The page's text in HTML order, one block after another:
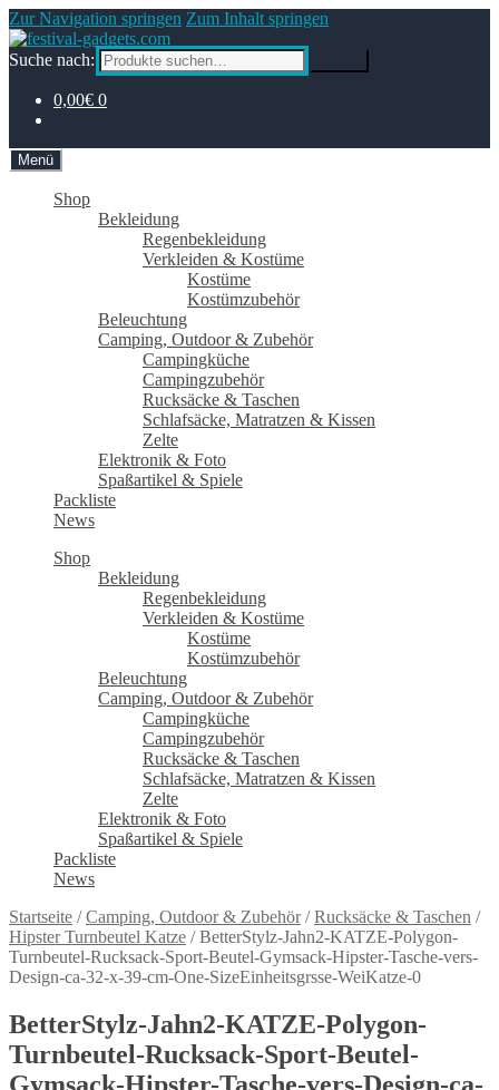
Zur Navigation springen Zum Inhalt springen
Suche nach:
0,00€ 0
Menü
Shop
Bekleidung
Regenbekleidung
Verkleiden & Kostüme
Kostüme
Kostümzubehör
Beleuchtung
Camping, Outdoor & Zubehör
Campingküche
Campingzubehör
Rucksäcke & Taschen
Schlafsäcke, Matratzen & Kissen
Zelte
Elektronik & Foto
Spaßartikel & Spiele
Packliste
News
Shop
Bekleidung
Regenbekleidung
Verkleiden & Kostüme
Kostüme
Kostümzubehör
Beleuchtung
Camping, Outdoor & Zubehör
Campingküche
Campingzubehör
Rucksäcke & Taschen
Schlafsäcke, Matratzen & Kissen
Zelte
Elektronik & Foto
Spaßartikel & Spiele
Packliste
News
Startseite /Camping, Outdoor & Zubehör/Rucksäcke & Taschen /
Hipster Turnbeutel Katze /BetterStylz-Jahn2-KATZE-Polygon-
Turnbeutel-Rucksack-Sport-Beutel-Gymsack-Hipster-Tasche-vers-
Design-ca-32-x-39-cm-One-SizeEinheitsgrsse-WeiKatze-0
BetterStylz-Jahn2-KATZE-Polygon-
Turnbeutel-Rucksack-Sport-Beutel-